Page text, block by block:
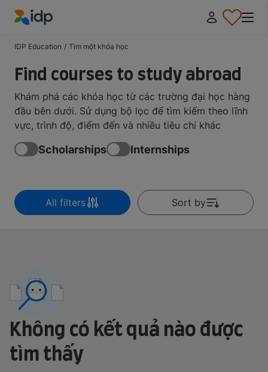
IDP Education / Tìm một khóa học
Find courses to study abroad
Khám phá các khóa học từ các trường đại học hàng
đầu bên dưới. Sử dụng bộ lọc để tìm kiếm theo lĩnh
vực, trình độ, điểm đến và nhiều tiêu chí khác
Scholarships Internships
All filters Sort by
Không có kết quả nào được
tìm thấy